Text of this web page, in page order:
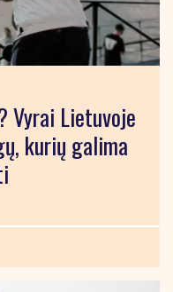
Vyrai Lietuvoje
kurių galima